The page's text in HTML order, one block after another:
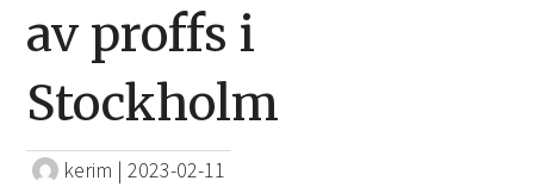
av proffs i
Stockholm
kerim |2023-02-11